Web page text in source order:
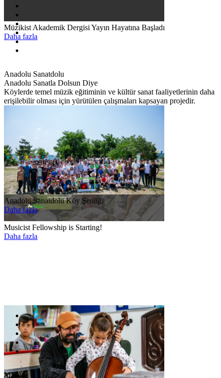
Müzikist Akademik Dergisi Yayın Hayatına Başladı
Daha fazla
Musicist Fellowship is Starting!
Daha fazla
Anadolu Sanatdolu
Anadolu Sanatla Dolsun Diye
Köylerde temel müzik eğitiminin ve kültür sanat faaliyetlerinin daha
erişilebilir olması için yürütülen çalışmaları kapsayan projedir.
Anadolu Sanatdolu Köy Şenliği
Daha fazla
MDA